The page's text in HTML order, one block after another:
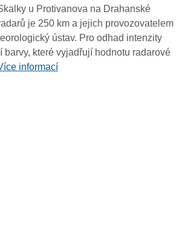
u Protivanova na Drahanské
je 250 km a jejich provozovatelem
ústav. Pro odhad intenzity
barvy, které vyjadřují hodnotu radarové
informací